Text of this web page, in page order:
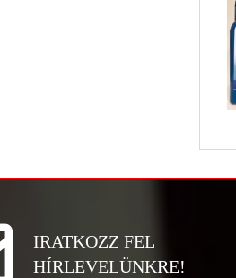
IRATKOZZ FEL
HÍRLEVELÜNKRE!